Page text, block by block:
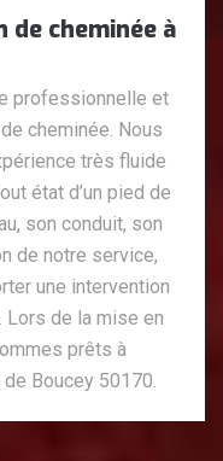
cheminée à
professionnelle et
cheminée. Nous
très fluide
état d’un pied de
son conduit, son
de notre service,
une intervention
Lors de la mise en
prêts à
Boucey 50170.